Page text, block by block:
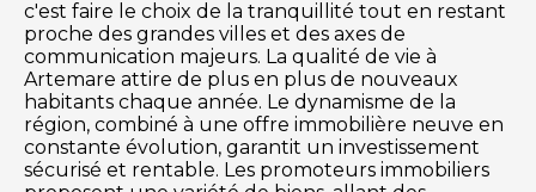
c'est faire le choix de la tranquillité tout en restant
proche des grandes villes et des axes de
communication majeurs. La qualité de vie à
Artemare attire de plus en plus de nouveaux
habitants chaque année. Le dynamisme de la
région, combiné à une offre immobilière neuve en
constante évolution, garantit un investissement
sécurisé et rentable. Les promoteurs immobiliers